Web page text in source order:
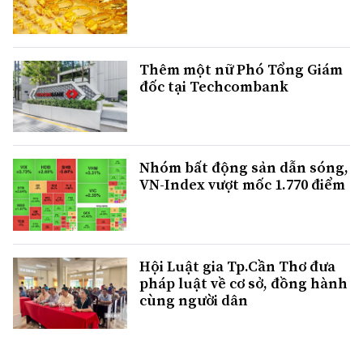
Thêm một nữ Phó Tổng Giám
đốc tại Techcombank
Nhóm bất động sản dẫn sóng,
VN-Index vượt mốc 1.770 điểm
Hội Luật gia Tp.Cần Thơ đưa
pháp luật về cơ sở, đồng hành
cùng người dân